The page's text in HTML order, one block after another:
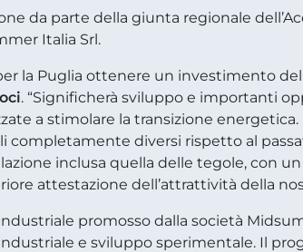
da parte della giunta regionale
Italia Srl.
la Puglia ottenere un investimento
. “Significherà sviluppo e importanti
a stimolare la transizione
completamente diversi rispetto al
inclusa quella delle tegole, con
attestazione dell’attrattività della
promosso dalla società
e sviluppo sperimentale. Il